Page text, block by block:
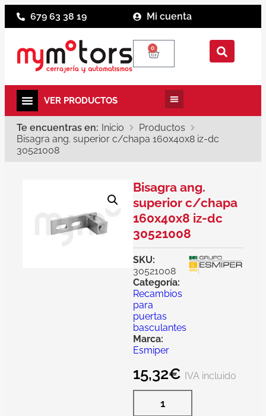
679 63 38 19 Mi cuenta
0
Te encuentras en: Inicio
Productos
Bisagra ang. superior c/chapa 160x40x8 iz-dc
30521008
Bisagra ang.
superior c/chapa
160x40x8 iz-dc
30521008
SKU:
30521008
Categoría:
Recambios
para
puertas
basculantes
Marca:
Esmiper
15,32€ IVA incluido